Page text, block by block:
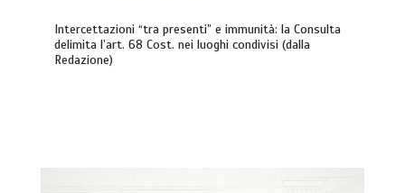
Intercettazioni “tra presenti” e immunità: la Consulta
delimita l’art. 68 Cost. nei luoghi condivisi (dalla
Redazione)